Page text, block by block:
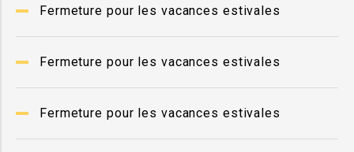
Fermeture pour les vacances estivales
Fermeture pour les vacances estivales
Fermeture pour les vacances estivales